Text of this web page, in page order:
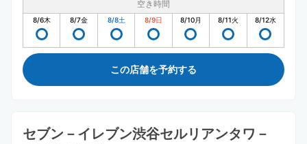
空き時間
8/6木 8/7金 8/8土 8/9日 8/10月 8/11火 8/12水
この店舗を予約する
セブン－イレブン渋谷セルリアンタワ－